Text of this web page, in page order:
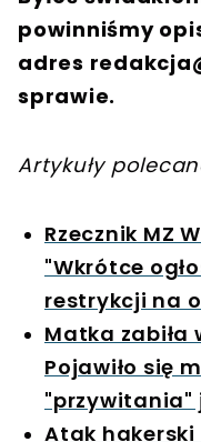
powinniśmy
adres
sprawie.
Artykuły
Rzecznik MZ
"Wkrótce
restrykcji na
Matka zabiła
Pojawiło się
"przywitania"
Atak hakerski